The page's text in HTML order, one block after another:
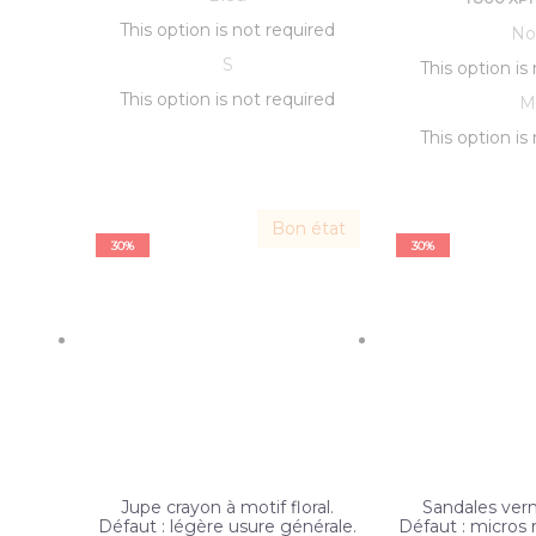
était :
3
500 XPF.
est :
450 XPF.
initial
était :
3
actuel
2
This option is not required
S
This option is not required
était
800
était :
This option is
M
This option is
Bon état
30%
Jupe crayon à motif floral.
Défaut : légère usure générale.
30%
Sandales
Défaut : micros